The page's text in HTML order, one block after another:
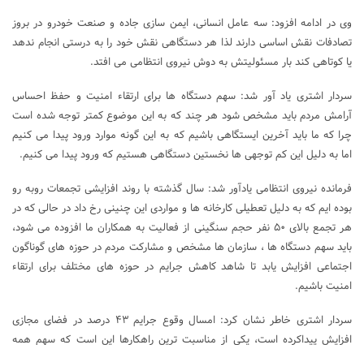
وی در ادامه افزود: سه عامل انسانی، ایمن سازی جاده و صنعت خودرو در بروز
تصادفات نقش اساسی دارند لذا هر دستگاهی نقش خود را به درستی انجام ندهد
یا کوتاهی کند بار مسئولیتش به دوش نیروی انتظامی می افتد.
سردار اشتری یاد آور شد: سهم دستگاه ها برای ارتقاء امنیت و حفظ احساس
آرامش مردم باید مشخص شود هر چند که به این موضوع کمتر توجه شده است
چرا که ما باید آخرین ایستگاهی باشیم که به این گونه موارد ورود پیدا می کنیم
اما به دلیل این کم توجهی ها نخستین دستگاهی هستیم که ورود پیدا می کنیم.
فرمانده نیروی انتظامی یادآور شد: سال گذشته با روند افزایشی تجمعات روبه رو
بوده ایم که به دلیل تعطیلی کارخانه ها و مواردی این چنینی رخ داد در حالی که در
هر تجمع بالای ۵۰ نفر حجم سنگینی از فعالیت به همکاران ما افزوده می شود،
باید سهم دستگاه ها ، سازمان ها مشخص و مشارکت مردم در حوزه های گوناگون
اجتماعی افزایش یابد تا شاهد کاهش جرایم در حوزه های مختلف برای ارتقاء
امنیت باشیم.
سردار اشتری خاطر نشان کرد: امسال وقوع جرایم ۴۳ درصد در فضای مجازی
افزایش پیداکرده است، یکی از مناسبت ترین راهکارها این است که سهم همه